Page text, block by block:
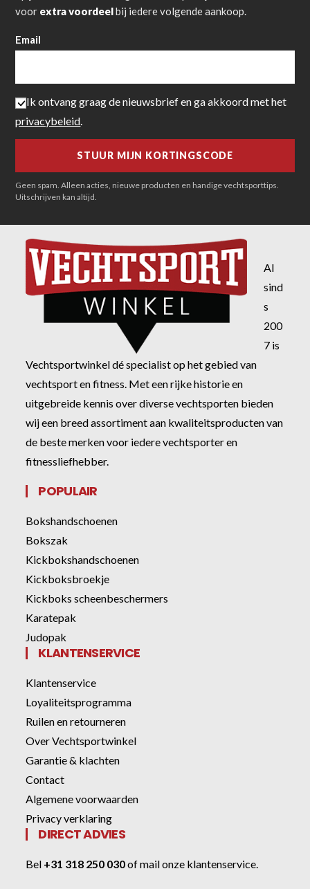
voor extra voordeelbij iedere volgende aankoop.
Email
Ik ontvang graag de nieuwsbrief en ga akkoord met het
privacybeleid
Geen spam. Alleen acties, nieuwe producten en handige vechtsporttips.
Uitschrijven kan altijd.
Al
sind
s
200
7 is
Vechtsportwinkel dé specialist op het gebied van
vechtsport en fitness. Met een rijke historie en
uitgebreide kennis over diverse vechtsporten bieden
wij een breed assortiment aan kwaliteitsproducten van
de beste merken voor iedere vechtsporter en
fitnessliefhebber.
POPULAIR
Bokshandschoenen
Bokszak
Kickbokshandschoenen
Kickboksbroekje
Kickboks scheenbeschermers
Karatepak
Judopak
KLANTENSERVICE
Klantenservice
Loyaliteitsprogramma
Ruilen en retourneren
Over Vechtsportwinkel
Garantie & klachten
Contact
Algemene voorwaarden
Privacy verklaring
DIRECT ADVIES
Bel +31 318 250 030ofmail onze klantenservice